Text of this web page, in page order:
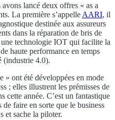
lancé deux offres « as a
La première s’appelle AARI, il
destinée aux assureurs
dans la réparation de bris de
technologie IOT qui facilite la
haute performance en temps
(industrie 4.0).
ont été développées en mode
; elles illustrent les prémisses de
cette année. C’est un fantastique
faire en sorte que le business
et sache la piloter.